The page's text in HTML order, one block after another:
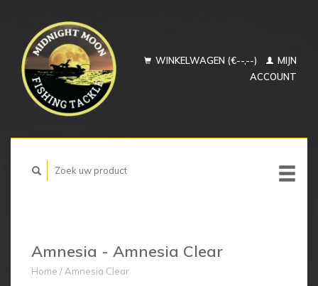
WINKELWAGEN (€--,--)
MIJN
ACCOUNT
Amnesia - Amnesia Clear
Home / Amnesia Clear